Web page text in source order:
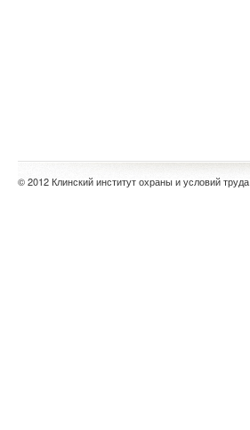
© 2012 Клинский институт охраны и условий труда